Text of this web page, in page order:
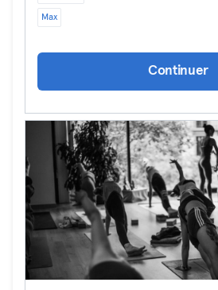
Max
Continuer